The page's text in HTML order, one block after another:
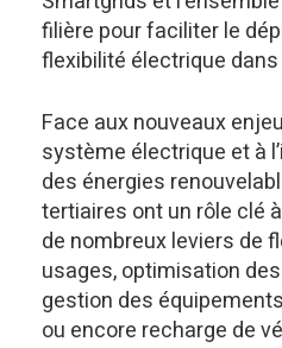
filière pour faciliter le
flexibilité électrique
Face aux nouveaux
système électrique et à
des énergies
tertiaires ont un rôle clé
de nombreux leviers de
usages, optimisation
gestion des
ou encore recharge de